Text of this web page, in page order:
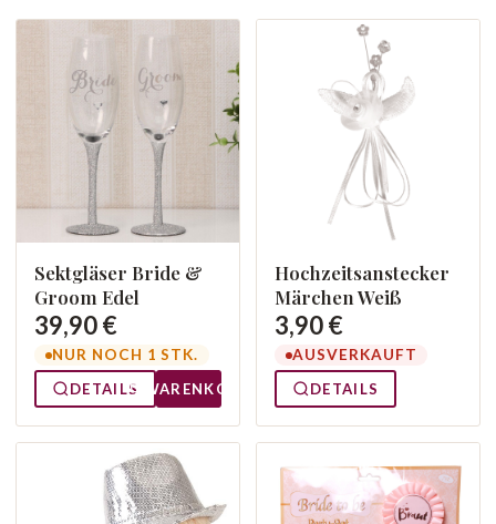
Sektgläser Bride &
Groom Edel
39,90 €
NUR NOCH 1 STK.
DETAILS
WARENKORB
Hochzeitsanstecker
Märchen Weiß
3,90 €
AUSVERKAUFT
DETAILS